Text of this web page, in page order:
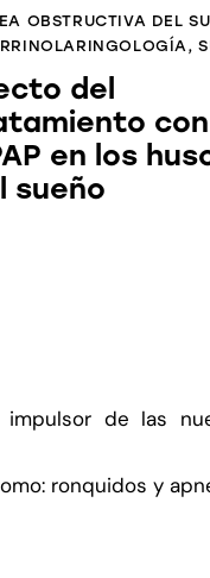
OBSTRUCTIVA DEL
,
del
con
en los
sueño
impulsor de las
ronquidos y